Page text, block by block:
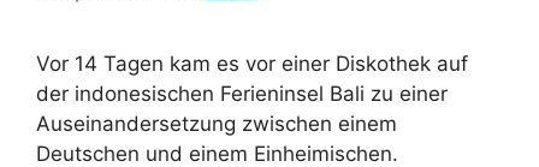
e
Vor 14 Tagen kam es vor einer Diskothek auf
der indonesischen Ferieninsel Bali zu einer
Auseinandersetzung zwischen einem
Deutschen und einem Einheimischen.